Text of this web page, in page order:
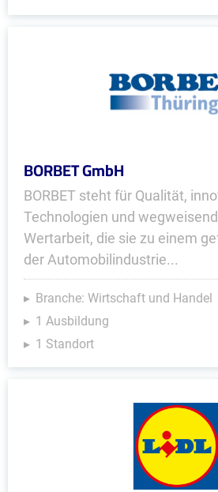
BORBET GmbH
BORBET steht für Qualität,
Technologien und
Wertarbeit, die sie zu einem
der Automobilindustrie...
Branche: Wirtschaft und Handel
1 Ausbildung
1 Standort